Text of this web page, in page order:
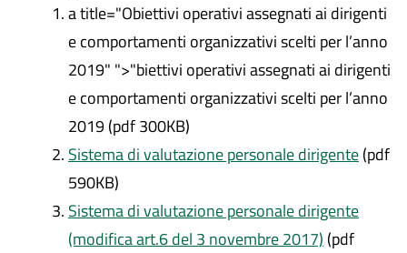
a title="Obiettivi operativi assegnati ai dirigenti
e comportamenti organizzativi scelti per l’anno
2019" ">"biettivi operativi assegnati ai dirigenti
e comportamenti organizzativi scelti per l’anno
2019 (pdf 300KB)
Sistema di valutazione personale dirigente(pdf
590KB)
Sistema di valutazione personale dirigente
(modifica art.6 del 3 novembre 2017) (pdf